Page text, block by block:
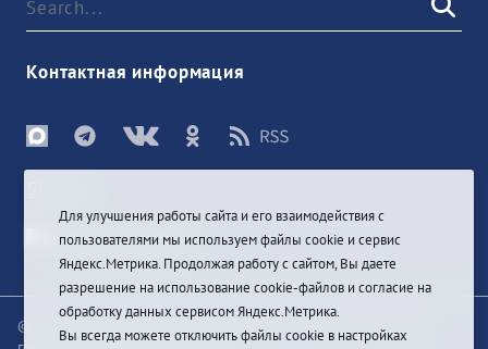
Контактная информация
© При цитировании информации с сайта ссылка на
Для улучшения работы сайта и его взаимодействия с
пользователями мы используем файлы cookie и сервис
Яндекс.Метрика. Продолжая работу с сайтом, Вы даете
разрешение на использование cookie-файлов и согласие на
обработку данных сервисом Яндекс.Метрика.
Вы всегда можете отключить файлы cookie в настройках